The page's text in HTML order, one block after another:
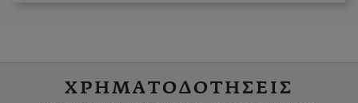
ΧΡΗΜΑΤΟΔΟΤΗΣΕΙΣ